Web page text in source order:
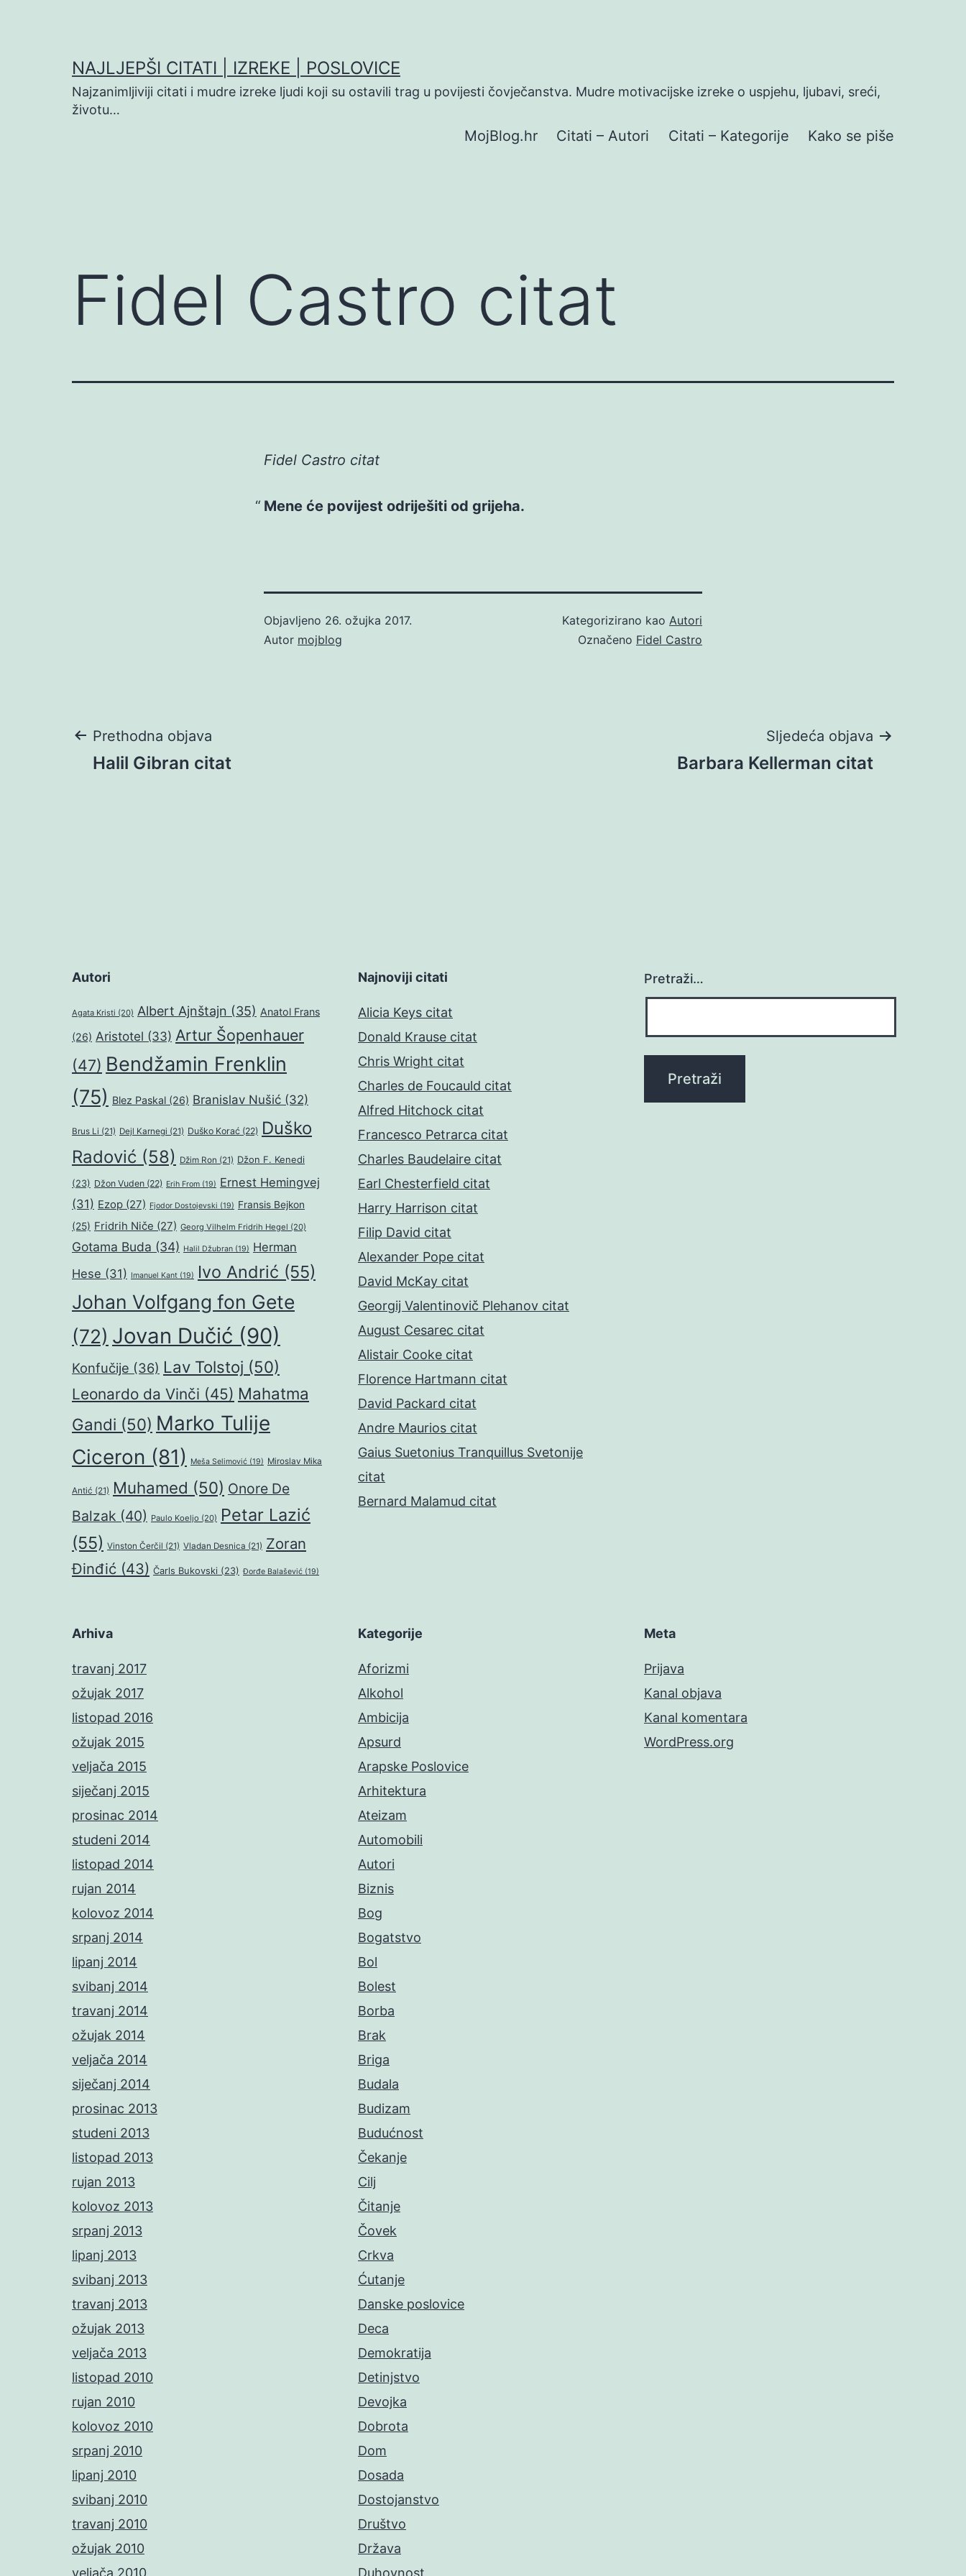
NAJLJEPŠI CITATI | IZREKE | POSLOVICE
Najzanimljiviji citati i mudre izreke ljudi koji su ostavili trag u povijesti čovječanstva. Mudre motivacijske izreke o uspjehu, ljubavi, sreći,
životu…
MojBlog.hr Citati – Autori Citati – Kategorije Kako se piše
Fidel Castro citat
Fidel Castro citat
Mene će povijest odriješiti od grijeha.
Objavljeno 26. ožujka 2017.
Autor mojblog
Kategorizirano kao Autori
Označeno Fidel Castro
Navigacija
Prethodna objava
Halil Gibran citat
Sljedeća objava
Barbara Kellerman citat
Autori
Agata Kristi (20) Albert Ajnštajn (35) Anatol Frans
(26) Aristotel (33) Artur Šopenhauer
(47) Bendžamin Frenklin
(75) Blez Paskal (26) Branislav Nušić (32)
Brus Li (21) Dejl Karnegi (21) Duško Korać (22) Duško
Radović (58) Džim Ron (21) Džon F. Kenedi
(23) Džon Vuden (22) Erih From (19) Ernest Hemingvej
(31) Ezop (27) Fjodor Dostojevski (19) Fransis Bejkon
(25) Fridrih Niče (27) Georg Vilhelm Fridrih Hegel (20)
Gotama Buda (34) Halil Džubran (19) Herman
Hese (31) Imanuel Kant (19) Ivo Andrić (55)
Johan Volfgang fon Gete
(72) Jovan Dučić (90)
Konfučije (36) Lav Tolstoj (50)
Leonardo da Vinči (45) Mahatma
Gandi (50) Marko Tulije
Ciceron (81) Meša Selimović (19) Miroslav Mika
Antić (21) Muhamed (50) Onore De
Balzak (40) Paulo Koeljo (20) Petar Lazić
(55) Vinston Čerčil (21) Vladan Desnica (21) Zoran
Đinđić (43) Čarls Bukovski (23) Đorđe Balašević (19)
Najnoviji citati
Alicia Keys citat
Donald Krause citat
Chris Wright citat
Charles de Foucauld citat
Alfred Hitchock citat
Francesco Petrarca citat
Charles Baudelaire citat
Earl Chesterfield citat
Harry Harrison citat
Filip David citat
Alexander Pope citat
David McKay citat
Georgij Valentinovič Plehanov citat
August Cesarec citat
Alistair Cooke citat
Florence Hartmann citat
David Packard citat
Andre Maurios citat
Gaius Suetonius Tranquillus Svetonije
citat
Bernard Malamud citat
Pretraži…
Arhiva
travanj 2017
ožujak 2017
listopad 2016
ožujak 2015
veljača 2015
siječanj 2015
prosinac 2014
studeni 2014
listopad 2014
rujan 2014
kolovoz 2014
srpanj 2014
lipanj 2014
svibanj 2014
travanj 2014
ožujak 2014
veljača 2014
siječanj 2014
prosinac 2013
studeni 2013
listopad 2013
rujan 2013
kolovoz 2013
srpanj 2013
lipanj 2013
svibanj 2013
travanj 2013
ožujak 2013
veljača 2013
listopad 2010
rujan 2010
kolovoz 2010
srpanj 2010
lipanj 2010
svibanj 2010
travanj 2010
ožujak 2010
veljača 2010
Kategorije
Aforizmi
Alkohol
Ambicija
Apsurd
Arapske Poslovice
Arhitektura
Ateizam
Automobili
Autori
Biznis
Bog
Bogatstvo
Bol
Bolest
Borba
Brak
Briga
Budala
Budizam
Budućnost
Čekanje
Cilj
Čitanje
Čovek
Crkva
Ćutanje
Danske poslovice
Deca
Demokratija
Detinjstvo
Devojka
Dobrota
Dom
Dosada
Dostojanstvo
Društvo
Država
Duhovnost
Meta
Prijava
Kanal objava
Kanal komentara
WordPress.org